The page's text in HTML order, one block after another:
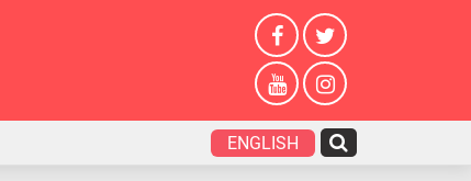
ENGLISH